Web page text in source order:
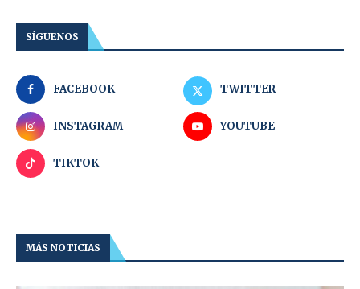
SÍGUENOS
FACEBOOK TWITTER
INSTAGRAM YOUTUBE
TIKTOK
MÁS NOTICIAS